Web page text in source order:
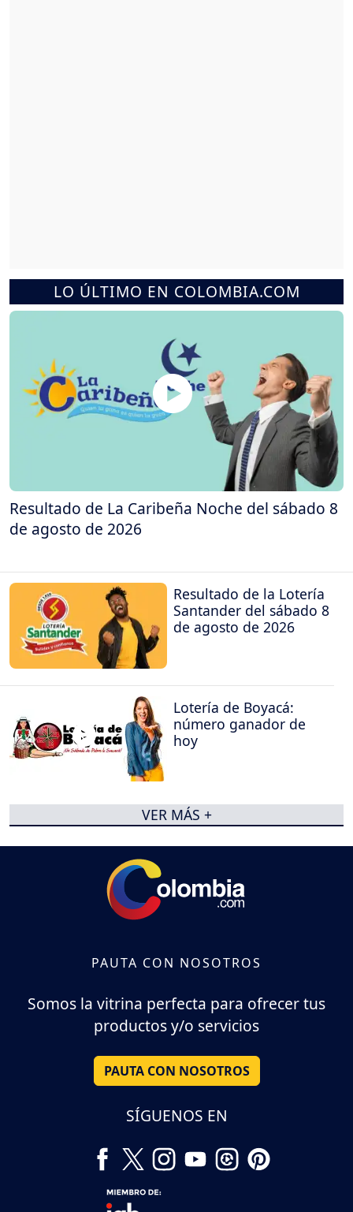
LO ÚLTIMO EN COLOMBIA.COM
Resultado de La Caribeña Noche del sábado 8
de agosto de 2026
Resultado de la Lotería
Santander del sábado 8
de agosto de 2026
Lotería de Boyacá:
número ganador de
hoy
VER MÁS +
PAUTA CON NOSOTROS
Somos la vitrina perfecta para ofrecer tus
productos y/o servicios
PAUTA CON NOSOTROS
SÍGUENOS EN